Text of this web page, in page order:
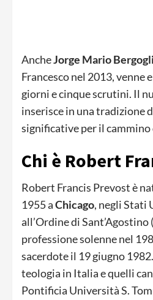
AncheJorge Mario
Francesco nel 2013, venne
giorni e cinque scrutini. Il
inserisce in una tradizione
significative per il cammino
Chi è Robert
Robert Francis Prevost è
1955 aChicago, negli Stati
all’Ordine di Sant’Agostino
professione solenne nel
sacerdote il 19 giugno
teologia in Italia e quelli
Pontificia Università S.